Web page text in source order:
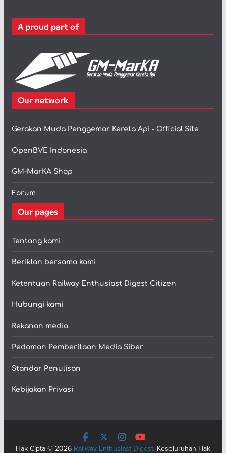
r
A proud part of
Our network
Gerakan Muda Penggemar Kereta Api - Official Site
OpenBVE Indonesia
GM-MarKA Shop
Forum
Our pages
Tentang kami
Beriklan bersama kami
Ketentuan Railway Enthusiast Digest Citizen
Hubungi kami
Rekanan media
Pedoman Pemberitaan Media Siber
Standar Penulisan
Kebijakan Privasi
Hak Cipta © 2026 Railway Enthusiast Digest. Keseluruhan Hak